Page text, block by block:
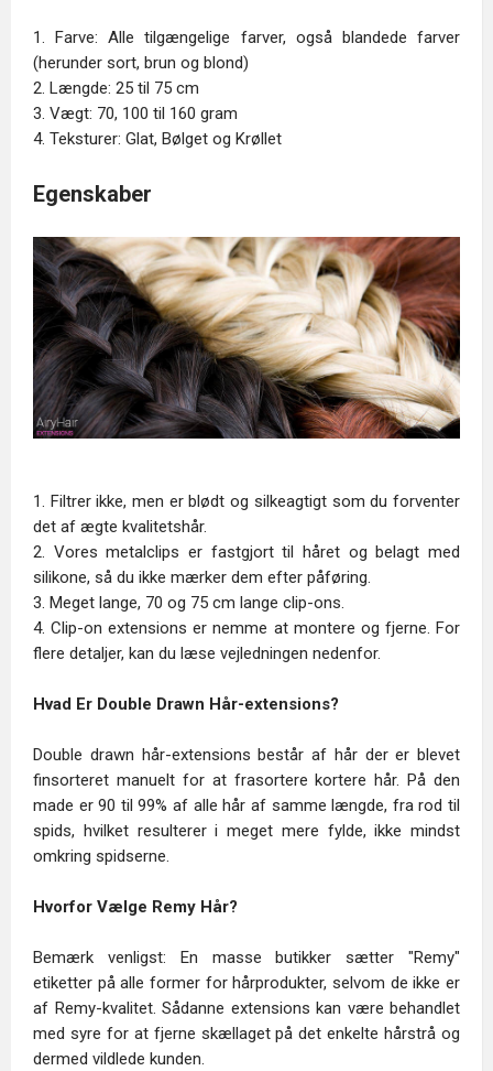
1. Farve: Alle tilgængelige farver, også blandede farver
(herunder sort, brun og blond)
2. Længde: 25 til 75 cm
3. Vægt: 70, 100 til 160 gram
4. Teksturer: Glat, Bølget og Krøllet
Egenskaber
1. Filtrer ikke, men er blødt og silkeagtigt som du forventer
det af ægte kvalitetshår.
2. Vores metalclips er fastgjort til håret og belagt med
silikone, så du ikke mærker dem efter påføring.
3. Meget lange, 70 og 75 cm lange clip-ons.
4. Clip-on extensions er nemme at montere og fjerne. For
flere detaljer, kan du læse vejledningen nedenfor.
Hvad Er Double Drawn Hår-extensions?
Double drawn hår-extensions består af hår der er blevet
finsorteret manuelt for at frasortere kortere hår. På den
made er 90 til 99% af alle hår af samme længde, fra rod til
spids, hvilket resulterer i meget mere fylde, ikke mindst
omkring spidserne.
Hvorfor Vælge Remy Hår?
Bemærk venligst: En masse butikker sætter "Remy"
etiketter på alle former for hårprodukter, selvom de ikke er
af Remy-kvalitet. Sådanne extensions kan være behandlet
med syre for at fjerne skællaget på det enkelte hårstrå og
dermed vildlede kunden.